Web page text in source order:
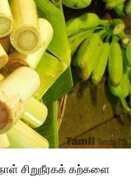
சிறுநீரகக் கற்களை